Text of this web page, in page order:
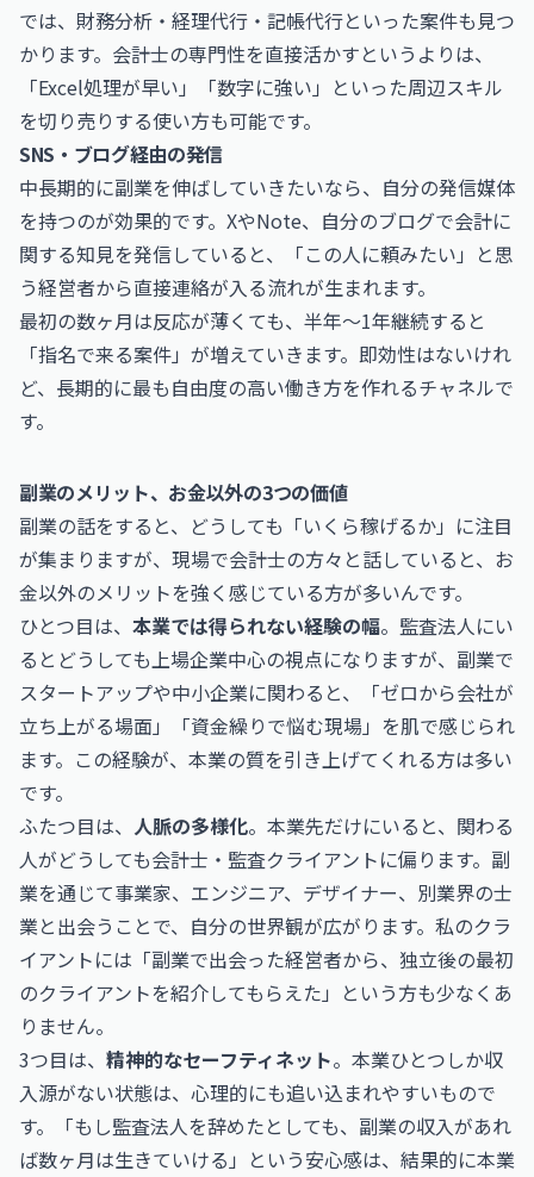
では、財務分析・経理代行・記帳代行といった案件も見つ
かります。会計士の専門性を直接活かすというよりは、
「Excel処理が早い」「数字に強い」といった周辺スキル
を切り売りする使い方も可能です。
SNS・ブログ経由の発信
中長期的に副業を伸ばしていきたいなら、自分の発信媒体
を持つのが効果的です。XやNote、自分のブログで会計に
関する知見を発信していると、「この人に頼みたい」と思
う経営者から直接連絡が入る流れが生まれます。
最初の数ヶ月は反応が薄くても、半年〜1年継続すると
「指名で来る案件」が増えていきます。即効性はないけれ
ど、長期的に最も自由度の高い働き方を作れるチャネルで
す。
副業のメリット、お金以外の3つの価値
副業の話をすると、どうしても「いくら稼げるか」に注目
が集まりますが、現場で会計士の方々と話していると、お
金以外のメリットを強く感じている方が多いんです。
ひとつ目は、 本業では得られない経験の幅。監査法人にい
るとどうしても上場企業中心の視点になりますが、副業で
スタートアップや中小企業に関わると、「ゼロから会社が
立ち上がる場面」「資金繰りで悩む現場」を肌で感じられ
ます。この経験が、本業の質を引き上げてくれる方は多い
です。
ふたつ目は、 人脈の多様化。本業先だけにいると、関わる
人がどうしても会計士・監査クライアントに偏ります。副
業を通じて事業家、エンジニア、デザイナー、別業界の士
業と出会うことで、自分の世界観が広がります。私のクラ
イアントには「副業で出会った経営者から、独立後の最初
のクライアントを紹介してもらえた」という方も少なくあ
りません。
3つ目は、 精神的なセーフティネット。本業ひとつしか収
入源がない状態は、心理的にも追い込まれやすいもので
す。「もし監査法人を辞めたとしても、副業の収入があれ
ば数ヶ月は生きていける」という安心感は、結果的に本業